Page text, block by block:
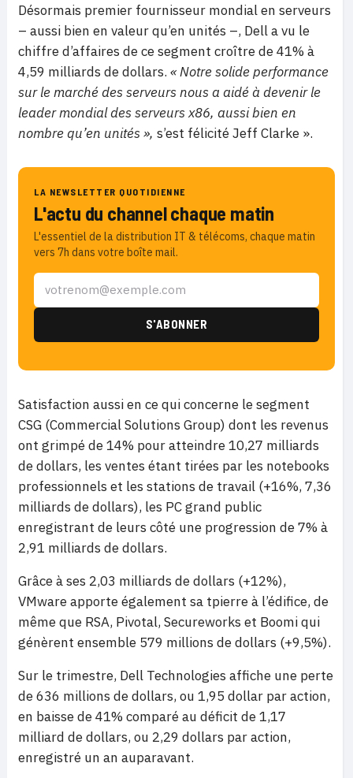
Désormais premier fournisseur mondial en serveurs
– aussi bien en valeur qu’en unités –, Dell a vu le
chiffre d’affaires de ce segment croître de 41% à
4,59 milliards de dollars. « Notre solide performance
sur le marché des serveurs nous a aidé à devenir le
leader mondial des serveurs x86, aussi bien en
nombre qu’en unités », s’est félicité Jeff Clarke ».
LA NEWSLETTER QUOTIDIENNE
L'actu du channel chaque matin
L'essentiel de la distribution IT & télécoms, chaque matin
vers 7h dans votre boîte mail.
Satisfaction aussi en ce qui concerne le segment
CSG (Commercial Solutions Group) dont les revenus
ont grimpé de 14% pour atteindre 10,27 milliards
de dollars, les ventes étant tirées par les notebooks
professionnels et les stations de travail (+16%, 7,36
milliards de dollars), les PC grand public
enregistrant de leurs côté une progression de 7% à
2,91 milliards de dollars.
Grâce à ses 2,03 milliards de dollars (+12%),
VMware apporte également sa tpierre à l’édifice, de
même que RSA, Pivotal, Secureworks et Boomi qui
génèrent ensemble 579 millions de dollars (+9,5%).
Sur le trimestre, Dell Technologies affiche une perte
de 636 millions de dollars, ou 1,95 dollar par action,
en baisse de 41% comparé au déficit de 1,17
milliard de dollars, ou 2,29 dollars par action,
enregistré un an auparavant.